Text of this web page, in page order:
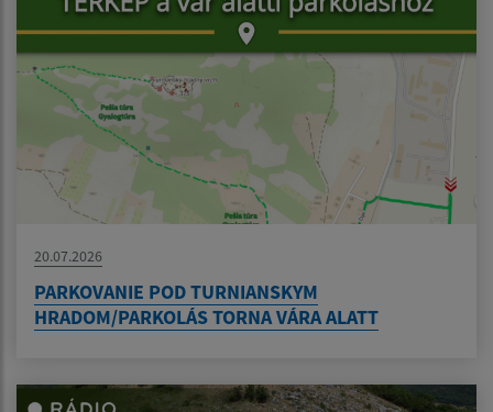
20.07.2026
PARKOVANIE POD TURNIANSKYM
HRADOM/PARKOLÁS TORNA VÁRA ALATT